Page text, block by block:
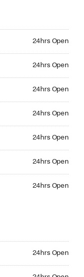
24hrs Open
24hrs Open
24hrs Open
24hrs Open
24hrs Open
24hrs Open
24hrs Open
24hrs Open